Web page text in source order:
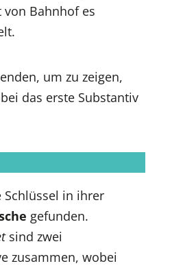
von Bahnhof es
um zu zeigen,
das erste Substantiv
Schlüssel in ihrer
gefunden.
sind zwei
zusammen, wobei